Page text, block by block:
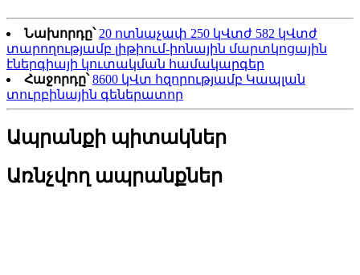
Նախորդը՝ 20 ոտնաչափ 250 կՎտժ 582 կՎտժ
տարողությամբ լիթիում-իոնային մարտկոցային
էներգիայի կուտակման համակարգեր
Հաջորդը՝ 8600 կՎտ հզորությամբ Կապլան
տուրբինային գեներատոր
Ապրանքի պիտակներ
Առնչվող ապրանքներ